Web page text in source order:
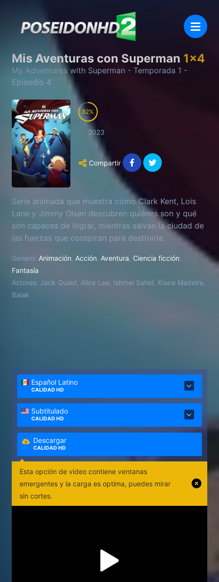
Mis Aventuras con Superman 1x4
My Adventures with Superman - Temporada 1 -
Episodio 4
82
2023
Compartir
Serie animada que muestra cómo Clark Kent, Lois
Lane y Jimmy Olsen descubren quiénes son y qué
son capaces de lograr, mientras salvan la ciudad de
las fuerzas que conspiran para destruirla.
Genero: Animación Acción Aventura Ciencia ficción
Fantasía
Actores: Jack Quaid, Alice Lee, Ishmel Sahid, Kiana Madeira,
Balak
Español Latino
CALIDAD HD
Subtitulado
CALIDAD HD
Descargar
CALIDAD HD
Esta opción de video contiene ventanas
emergentes y la carga es optima, puedes mirar
sin cortes.